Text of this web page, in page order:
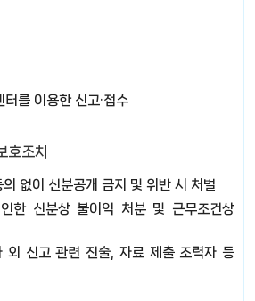
를 이용한 신고·접수
호조치
없이 신분공개 금지 및 위반 시 처벌
한 신분상 불이익 처분 및 근무조건상
외 신고 관련 진술, 자료 제출 조력자 등